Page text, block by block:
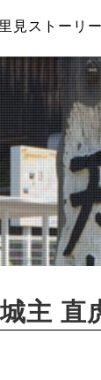
里見ストーリー
主 直